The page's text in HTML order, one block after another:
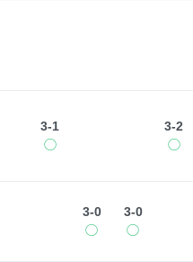
3-1
◯
3-2
◯
3-0
◯
3-0
◯